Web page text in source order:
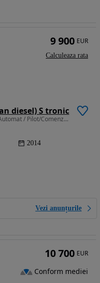
diesel) S tronic
1968 cm3 • 163 CP • / 2.0 TDI Quattro / Automat / Pilot/Comenzi / LED/ ACTE LA ZI / Euro 6
2014
Vezi anunțurile
9 900 EUR
Calculeaza rata
10 700 EUR
Conform mediei